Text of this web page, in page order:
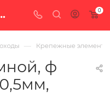
по цене 340 руб. в интернет-магазине «100 печей.ру» 0
— Крепежные
ф